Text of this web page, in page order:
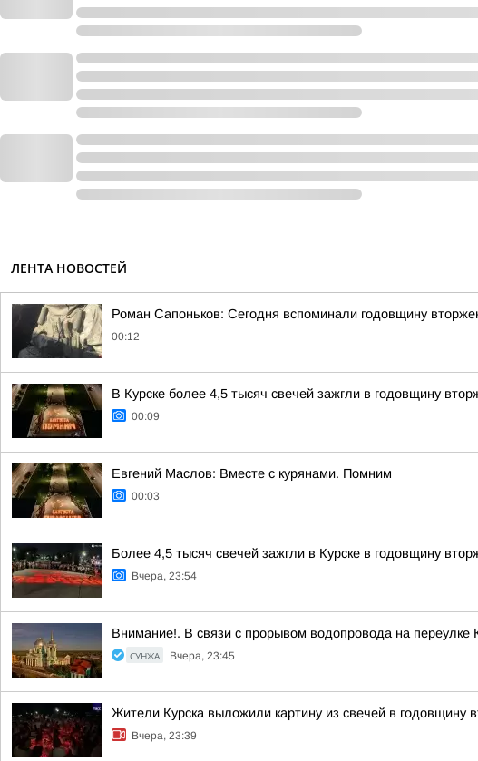
ЛЕНТА НОВОСТЕЙ
Роман Сапоньков: Сегодня вспоминали годовщину
00:12
В Курске более 4,5 тысяч свечей зажгли в годовщину
00:09
Евгений Маслов: Вместе с курянами. Помним
00:03
Более 4,5 тысяч свечей зажгли в Курске в годовщину
Вчера, 23:54
Внимание!. В связи с прорывом водопровода на переулке
СУНЖА Вчера, 23:45
Жители Курска выложили картину из свечей в годовщину
Вчера, 23:39